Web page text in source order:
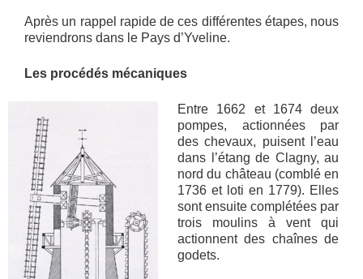
Après un rappel rapide de ces différentes étapes, nous
reviendrons dans le Pays d’Yveline.
Les procédés mécaniques
Entre 1662 et 1674 deux
pompes, actionnées par
des chevaux, puisent l’eau
dans l’étang de Clagny, au
nord du château (comblé en
1736 et loti en 1779). Elles
sont ensuite complétées par
trois moulins à vent qui
actionnent des chaînes de
godets.